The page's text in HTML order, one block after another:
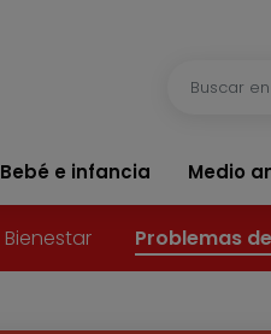
Bebé e infancia Medio
Bienestar Problemas